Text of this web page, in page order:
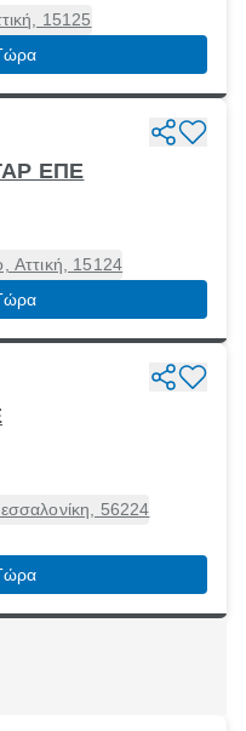
15125
ΕΠΕ
15124
56224